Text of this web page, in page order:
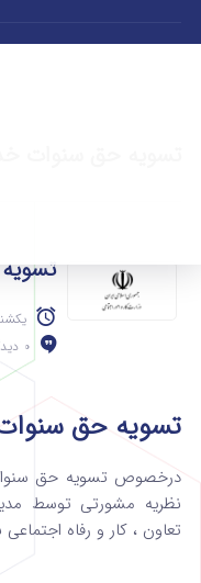
یکشنبه ,
0 دیدگاه
تسویه حق
نظریه مشورتی توسط
تعاون ، کار و رفاه